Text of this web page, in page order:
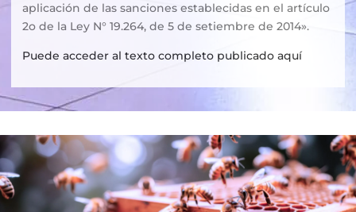
aplicación de las sanciones establecidas en el artículo
2o de la Ley N° 19.264, de 5 de setiembre de 2014».
Puede acceder al texto completo publicado aquí